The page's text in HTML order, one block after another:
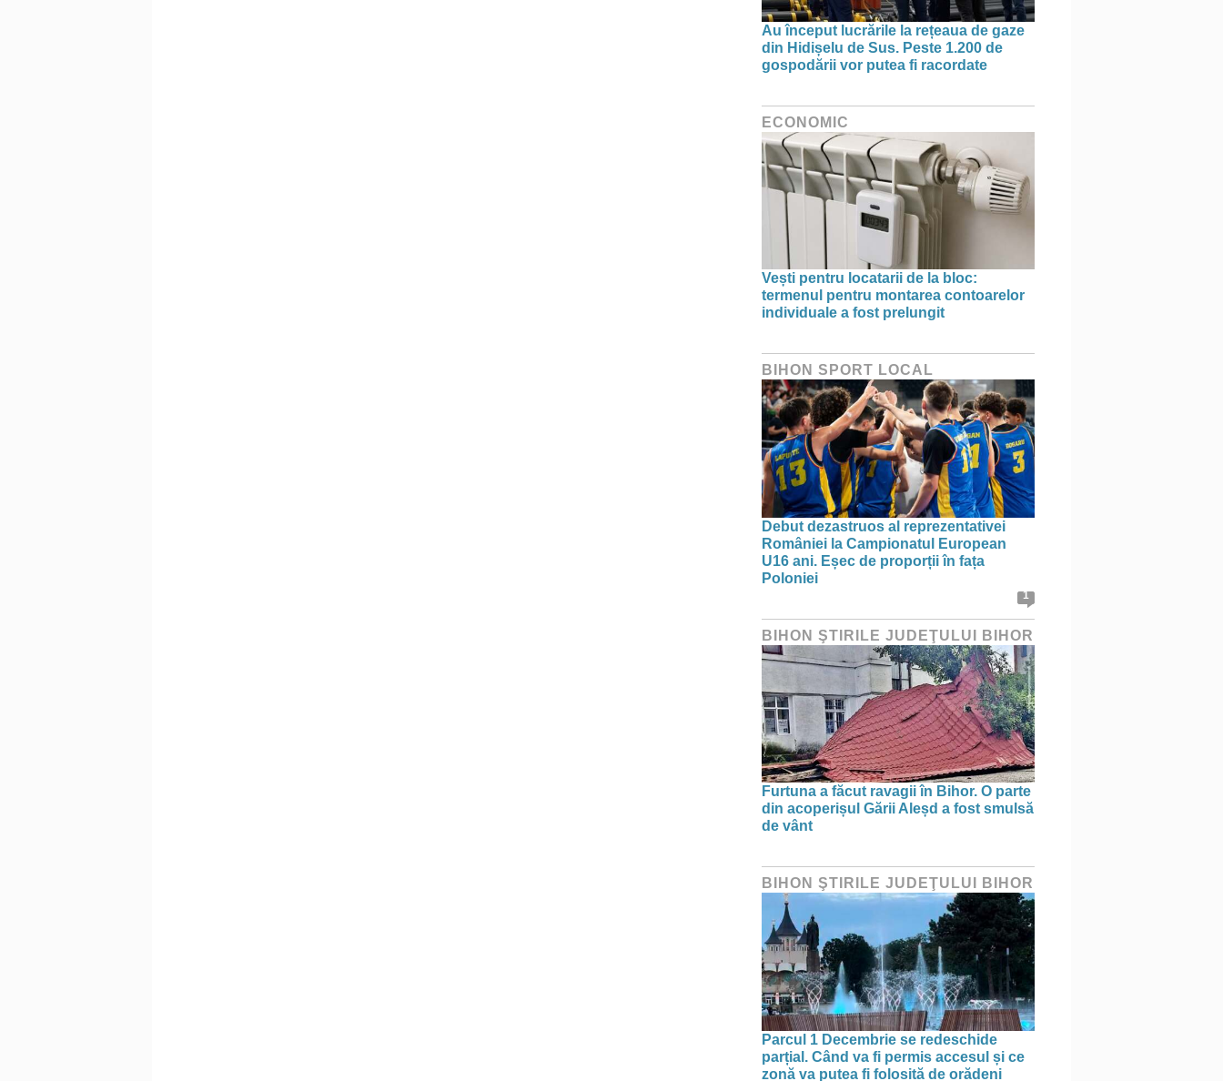
Au început lucrările la rețeaua de gaze
din Hidișelu de Sus. Peste 1.200 de
gospodării vor putea fi racordate
ECONOMIC
Vești pentru locatarii de la bloc:
termenul pentru montarea contoarelor
individuale a fost prelungit
BIHON SPORT LOCAL
Debut dezastruos al reprezentativei
României la Campionatul European
U16 ani. Eșec de proporții în fața
Poloniei
1
BIHON ŞTIRILE JUDEŢULUI BIHOR
Furtuna a făcut ravagii în Bihor. O parte
din acoperișul Gării Aleșd a fost smulsă
de vânt
BIHON ŞTIRILE JUDEŢULUI BIHOR
Parcul 1 Decembrie se redeschide
parțial. Când va fi permis accesul și ce
zonă va putea fi folosită de orădeni